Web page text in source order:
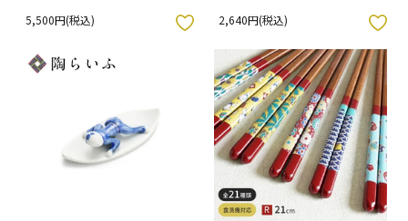
5,500円(税込) 2,640円(税込)
お気に入りボタン